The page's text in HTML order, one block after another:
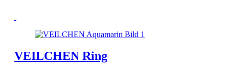
VEILCHEN Ring